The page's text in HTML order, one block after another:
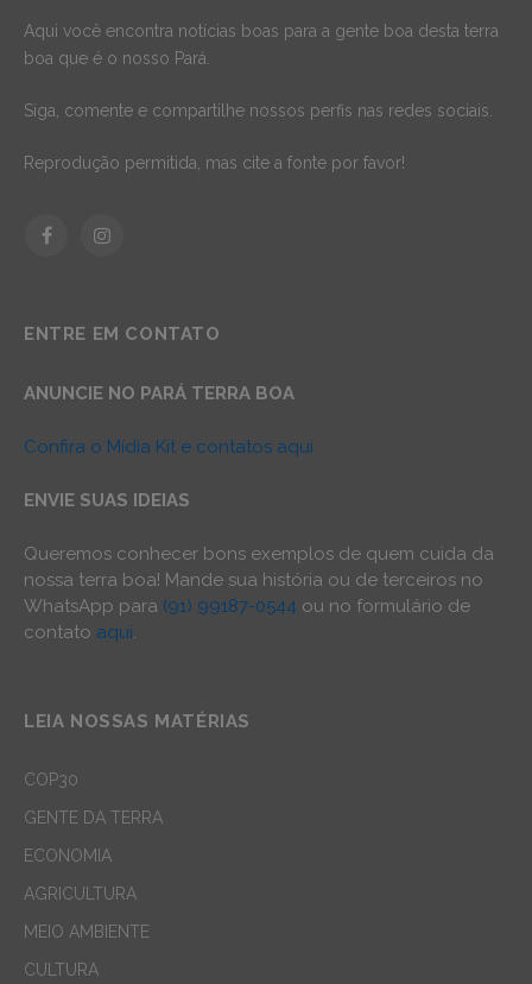
Aqui você encontra notícias boas para a gente boa desta terra
boa que é o nosso Pará.
Siga, comente e compartilhe nossos perfis nas redes sociais.
Reprodução permitida, mas cite a fonte por favor!
FacebookInstagram
ENTRE EM CONTATO
ANUNCIE NO PARÁ TERRA BOA
Confira o Mídia Kit e contatos aqui
ENVIE SUAS IDEIAS
Queremos conhecer bons exemplos de quem cuida da
nossa terra boa! Mande sua história ou de terceiros no
WhatsApp para (91) 99187-0544 ou no formulário de
contato aqui.
LEIA NOSSAS MATÉRIAS
COP30
GENTE DA TERRA
ECONOMIA
AGRICULTURA
MEIO AMBIENTE
CULTURA